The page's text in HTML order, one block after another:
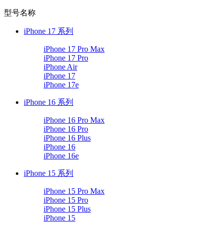
型号名称
iPhone 17 系列
iPhone 17 Pro Max
iPhone 17 Pro
iPhone Air
iPhone 17
iPhone 17e
iPhone 16 系列
iPhone 16 Pro Max
iPhone 16 Pro
iPhone 16 Plus
iPhone 16
iPhone 16e
iPhone 15 系列
iPhone 15 Pro Max
iPhone 15 Pro
iPhone 15 Plus
iPhone 15